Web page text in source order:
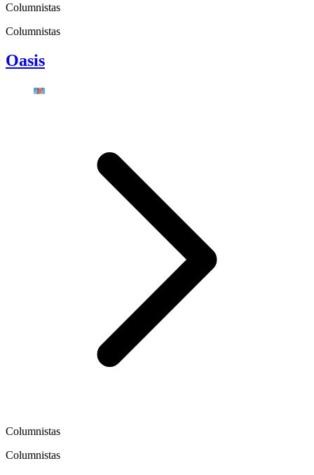
Columnistas
Columnistas
Oasis
Columnistas
Columnistas